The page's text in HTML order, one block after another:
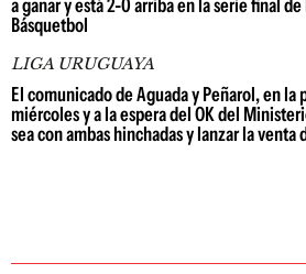
a ganar y está 2-0 arriba en la serie final
Básquetbol
LIGA URUGUAYA
El comunicado de Aguada y Peñarol, en la
miércoles y a la espera del OK del
sea con ambas hinchadas y lanzar la venta